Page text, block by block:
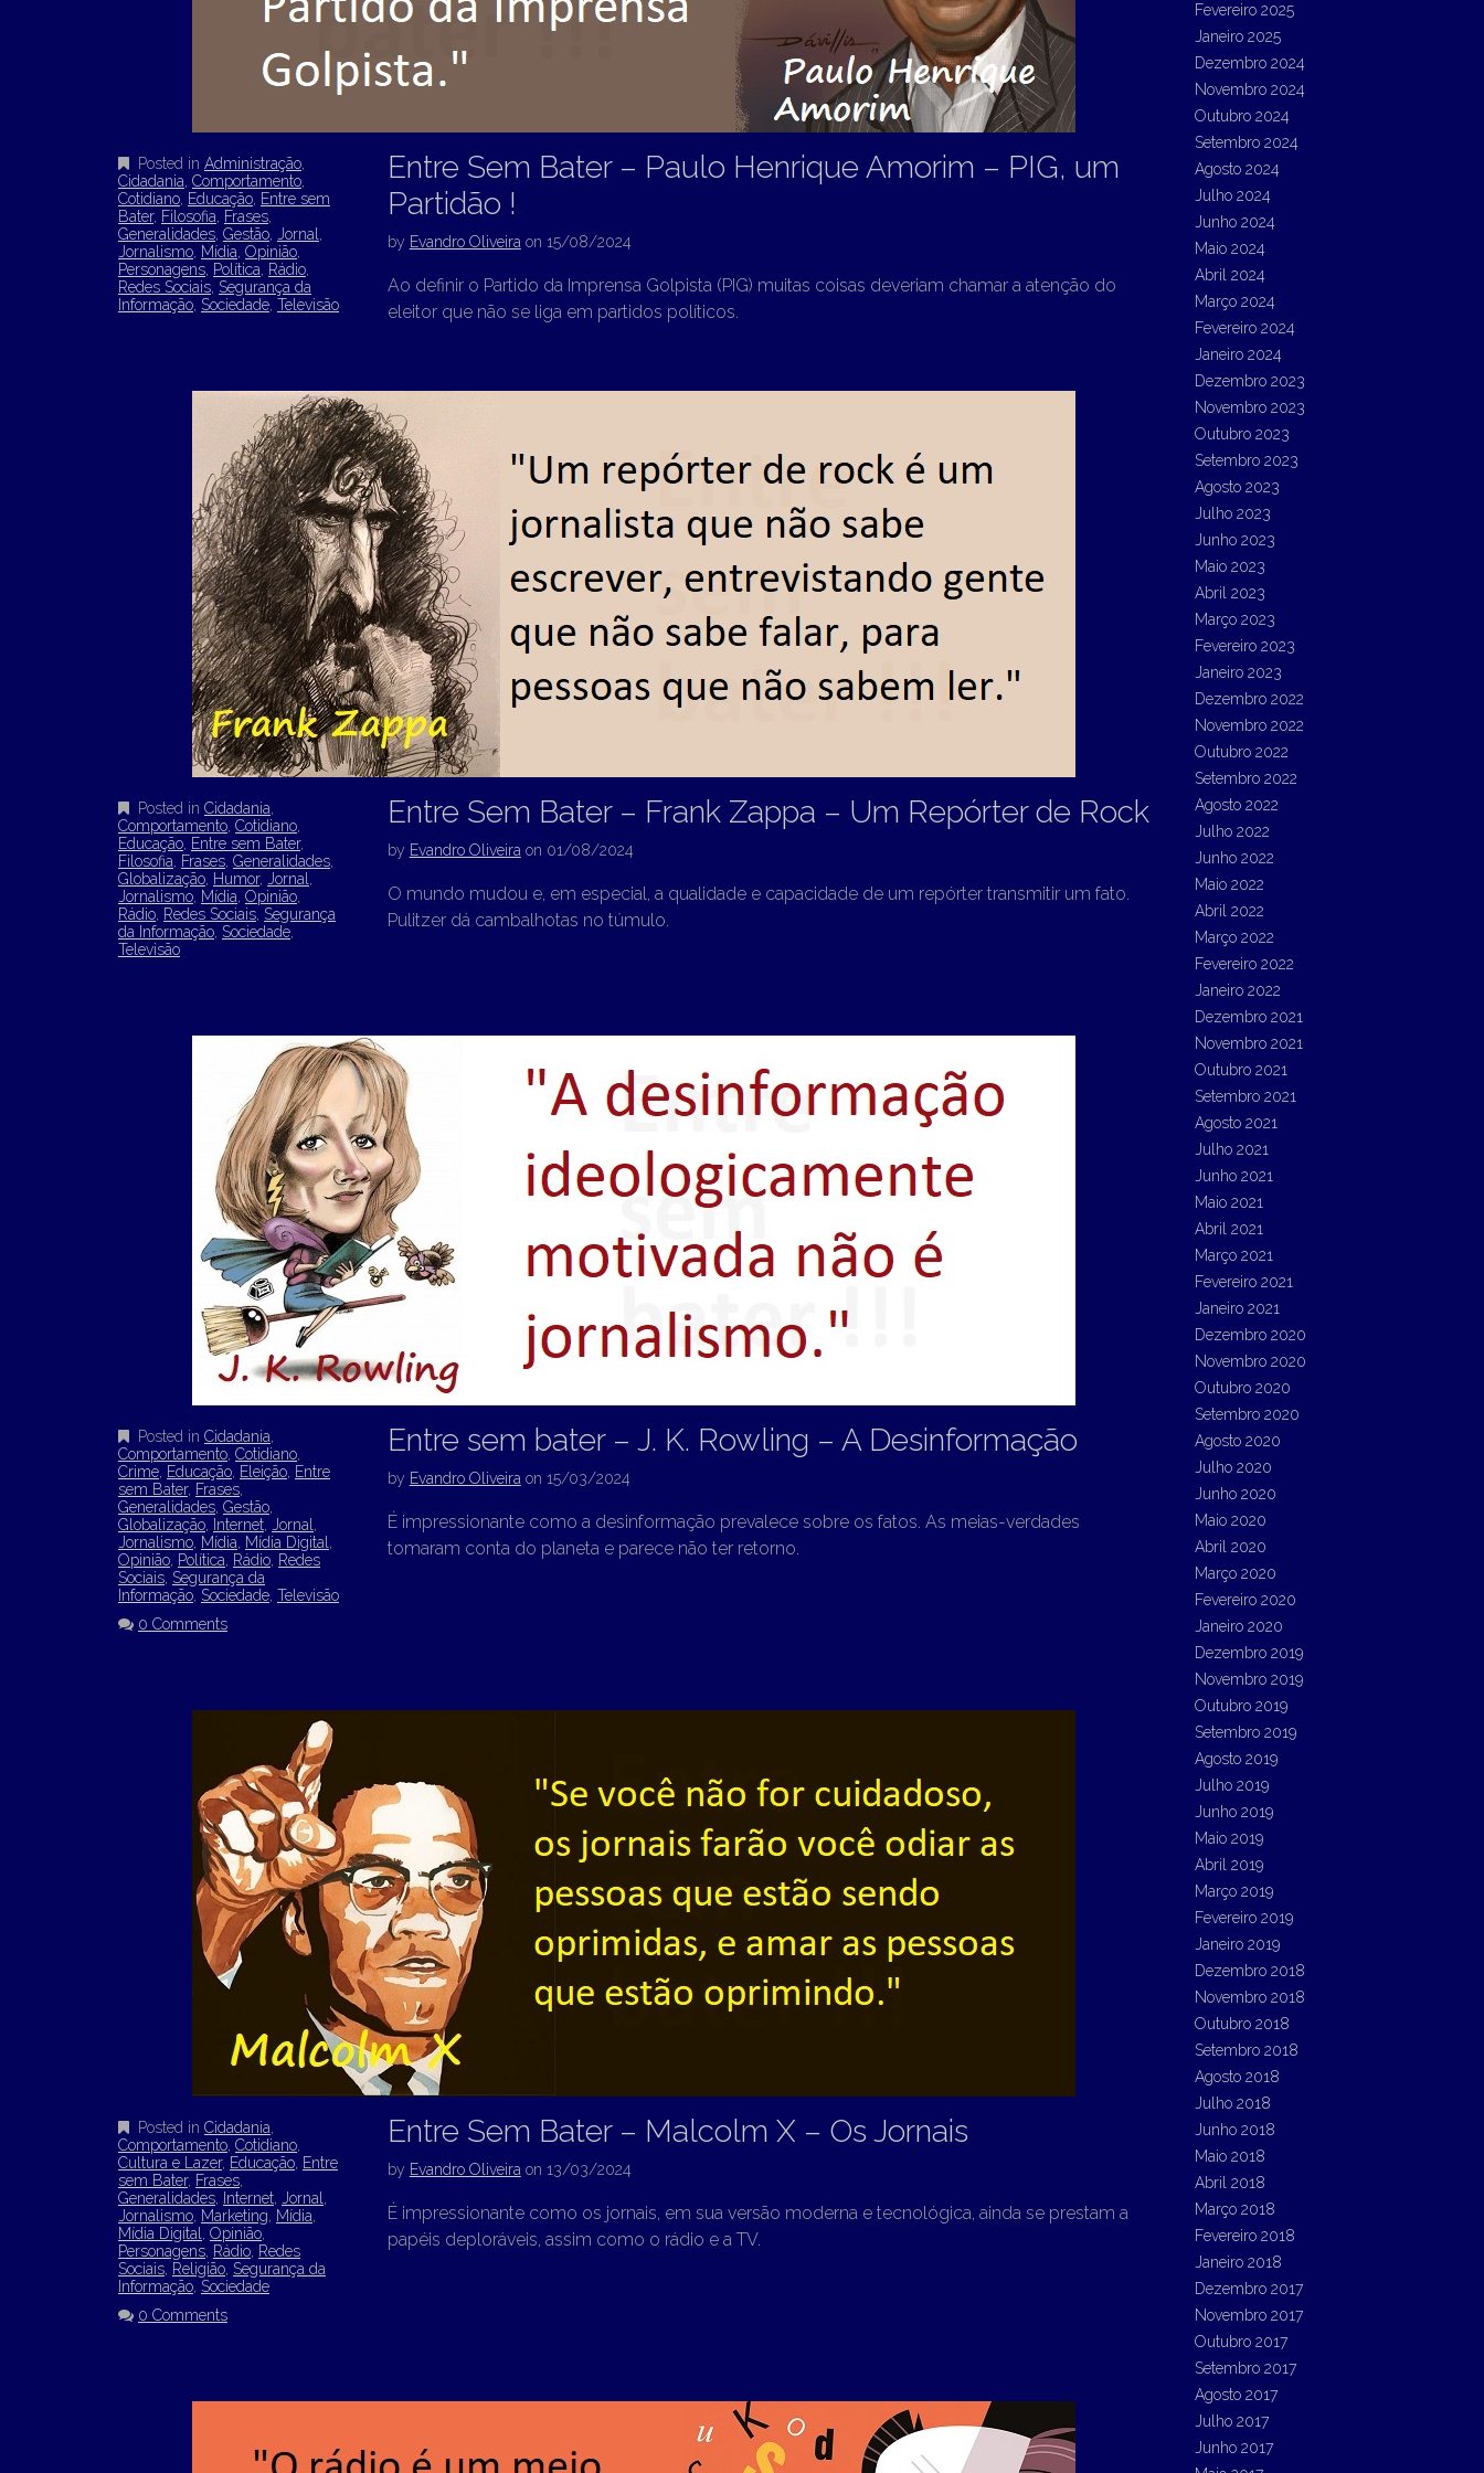
Posted in Administração
Cidadania Comportamento
Cotidiano Educação Entre sem
Bater, Filosofia Frases
Generalidades Gestão Jornal
Jornalismo Mídia Opinião
Personagens Política Rádio
Redes Sociais Segurança da
Informação Sociedade Televisão
Entre Sem Bater – Paulo Henrique Amorim – PIG, um
Partidão !
by Evandro Oliveira on 15/08/2024
Ao definir o Partido da Imprensa Golpista (PIG) muitas coisas deveriam chamar a atenção do
eleitor que não se liga em partidos políticos.
Posted in Cidadania
Comportamento Cotidiano
Educação Entre sem Bater,
Filosofia
Frases Generalidades
Globalização Humor, Jornal
Jornalismo Mídia Opinião
Rádio Redes Sociais Segurança
da Informação Sociedade
Televisão
Entre Sem Bater – Frank Zappa – Um Repórter de Rock
by Evandro Oliveira on 01/08/2024
O mundo mudou e, em especial, a qualidade e capacidade de um repórter transmitir um fato.
Pulitzer dá cambalhotas no túmulo.
Posted in Cidadania
Comportamento Cotidiano
Crime Educação Eleição Entre
sem Bater, Frases
Generalidades Gestão
Globalização
Internet Jornal
Jornalismo Mídia Mídia Digital
Opinião Política Rádio Redes
Sociais Segurança da
Informação Sociedade Televisão
0 Comments
Entre sem bater – J. K. Rowling – A Desinformação
by Evandro Oliveira on 15/03/2024
É impressionante como a desinformação prevalece sobre os fatos. As meias-verdades
tomaram conta do planeta e parece não ter retorno.
Posted in Cidadania
Comportamento Cotidiano
Cultura e Lazer, Educação Entre
sem Bater, Frases
Generalidades
Internet Jornal
Jornalismo Marketing Mídia
Mídia Digital
Opinião
Personagens Rádio Redes
Sociais Religião Segurança da
Informação Sociedade
0 Comments
Entre Sem Bater – Malcolm X – Os Jornais
by Evandro Oliveira on 13/03/2024
É impressionante como os jornais, em sua versão moderna e tecnológica, ainda se prestam a
papéis deploráveis, assim como o rádio e a TV.
Fevereiro 2025
Janeiro 2025
Dezembro 2024
Novembro 2024
Outubro 2024
Setembro 2024
Agosto 2024
Julho 2024
Junho 2024
Maio 2024
Abril 2024
Março 2024
Fevereiro 2024
Janeiro 2024
Dezembro 2023
Novembro 2023
Outubro 2023
Setembro 2023
Agosto 2023
Julho 2023
Junho 2023
Maio 2023
Abril 2023
Março 2023
Fevereiro 2023
Janeiro 2023
Dezembro 2022
Novembro 2022
Outubro 2022
Setembro 2022
Agosto 2022
Julho 2022
Junho 2022
Maio 2022
Abril 2022
Março 2022
Fevereiro 2022
Janeiro 2022
Dezembro 2021
Novembro 2021
Outubro 2021
Setembro 2021
Agosto 2021
Julho 2021
Junho 2021
Maio 2021
Abril 2021
Março 2021
Fevereiro 2021
Janeiro 2021
Dezembro 2020
Novembro 2020
Outubro 2020
Setembro 2020
Agosto 2020
Julho 2020
Junho 2020
Maio 2020
Abril 2020
Março 2020
Fevereiro 2020
Janeiro 2020
Dezembro 2019
Novembro 2019
Outubro 2019
Setembro 2019
Agosto 2019
Julho 2019
Junho 2019
Maio 2019
Abril 2019
Março 2019
Fevereiro 2019
Janeiro 2019
Dezembro 2018
Novembro 2018
Outubro 2018
Setembro 2018
Agosto 2018
Julho 2018
Junho 2018
Maio 2018
Abril 2018
Março 2018
Fevereiro 2018
Janeiro 2018
Dezembro 2017
Novembro 2017
Outubro 2017
Setembro 2017
Agosto 2017
Julho 2017
Junho 2017